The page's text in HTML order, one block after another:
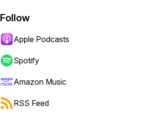
Follow
Apple Podcasts
Spotify
Amazon Music
RSS Feed